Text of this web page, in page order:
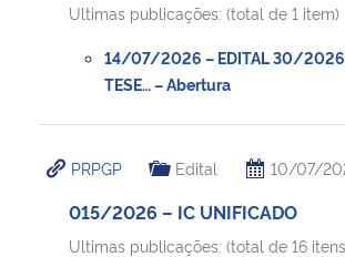
Ultimas publicações: (total de 1 item)
14/07/2026 – EDITAL 30/2026
TESE… – Abertura
PRPGP Edital 10/07/
015/2026 – IC UNIFICADO
Ultimas publicações: (total de 16